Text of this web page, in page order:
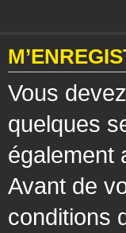
Vous
quelques
également
Avant de
conditions